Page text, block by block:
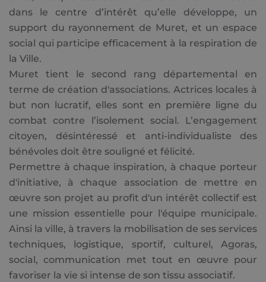
dans le centre d’intérêt qu’elle développe, un
support du rayonnement de Muret, et un espace
social qui participe efficacement à la respiration de
la Ville.
Muret tient le second rang départemental en
terme de création d'associations. Actrices locales à
but non lucratif, elles sont en première ligne du
combat contre l’isolement social. L’engagement
citoyen, désintéressé et anti-individualiste des
bénévoles doit être souligné et félicité.
Permettre à chaque inspiration, à chaque porteur
d'initiative, à chaque association de mettre en
œuvre son projet au profit d'un intérêt collectif est
une mission essentielle pour l'équipe municipale.
Ainsi la ville, à travers la mobilisation de ses services
techniques, logistique, sportif, culturel, Agoras,
social, communication met tout en œuvre pour
favoriser la vie si intense de son tissu associatif.